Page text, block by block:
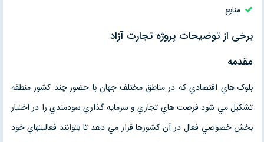
منابع
برخی از توضیحات پروژه تجارت آزاد
مقدمه
بلوک هاي اقتصادي که در مناطق مختلف جهان با حضور چند کشور منطقه
تشکيل مي شود فرصت هاي تجاري و سرمايه گذاري سودمندي را در اختيار
بخش خصوصي فعال در آن کشورها قرار مي دهد تا بتوانند فعاليتهاي خود